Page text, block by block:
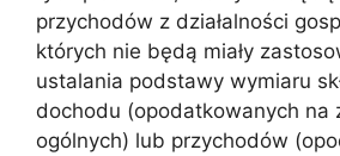
przychodów z działalności
których nie będą miały
ustalania podstawy wymiaru
dochodu (opodatkowanych na
ogólnych) lub przychodów